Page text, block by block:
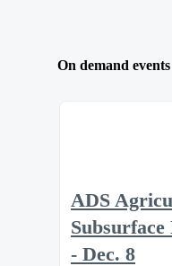
On demand events
ADS
- Dec. 8